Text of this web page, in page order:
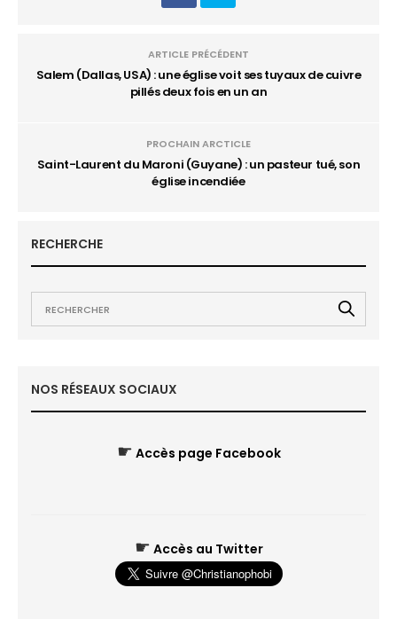
ARTICLE PRÉCÉDENT
Salem (Dallas, USA) : une église voit ses tuyaux de cuivre
pillés deux fois en un an
PROCHAIN ARCTICLE
Saint-Laurent du Maroni (Guyane) : un pasteur tué, son
église incendiée
RECHERCHE
NOS RÉSEAUX SOCIAUX
☛ Accès page Facebook
☛ Accès au Twitter